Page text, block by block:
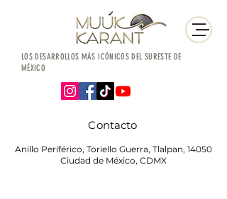
LOS DESARROLLOS MÁS ICÓNICOS DEL SURESTE DE
MÉXICO
Contacto
Anillo Periférico, Toriello Guerra, Tlalpan, 14050
Ciudad de México, CDMX